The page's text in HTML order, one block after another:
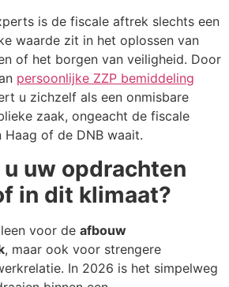
is de fiscale aftrek slechts een
waarde zit in het oplossen van
of het borgen van veiligheid. Door
persoonlijke ZZP bemiddeling
u zichzelf als een onmisbare
zaak, ongeacht de fiscale
of de DNB waait.
uw opdrachten
in dit klimaat?
voor de afbouw
, maar ook voor strengere
In 2026 is het simpelweg